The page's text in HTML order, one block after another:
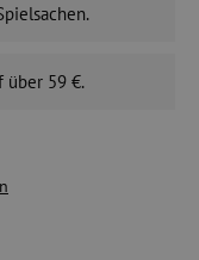
über 59 €.